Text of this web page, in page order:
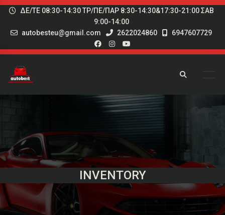
ΔΕ/ΤΕ 08:30-14:30 ΤΡ/ΠΕ/ΠΑΡ 8:30-14:30&17:30-21:00 ΣΑΒ
9:00-14:00
autobesteu@gmail.com
2622024860 6947607729
INVENTORY